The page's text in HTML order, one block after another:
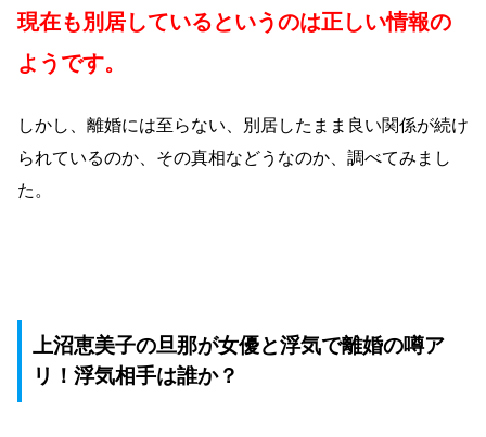
現在も別居しているというのは正しい情報の
ようです。
しかし、離婚には至らない、別居したまま良い関係が続け
られているのか、その真相などうなのか、調べてみまし
た。
上沼恵美子の旦那が女優と浮気で離婚の噂ア
リ！浮気相手は誰か？